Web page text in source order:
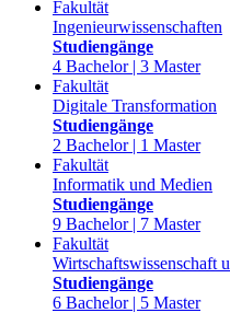
Fakultät
Ingenieurwissenschaften
Studiengänge
4 Bachelor | 3 Master
Fakultät
Digitale Transformation
Studiengänge
2 Bachelor | 1 Master
Fakultät
Informatik und Medien
Studiengänge
9 Bachelor | 7 Master
Fakultät
Wirtschaftswissenschaft
Studiengänge
6 Bachelor | 5 Master